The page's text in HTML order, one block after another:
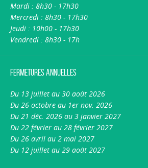
Mardi : 8h30 - 17h30
Mercredi : 8h30 - 17h30
Jeudi : 10h00 - 17h30
Vendredi : 8h30 - 17h
Fermetures annuelles
Du 13 juillet au 30 août 2026
Du 26 octobre au 1er nov. 2026
Du 21 déc. 2026 au 3 janvier 2027
Du 22 février au 28 février 2027
Du 26 avril au 2 mai 2027
Du 12 juillet au 29 août 2027